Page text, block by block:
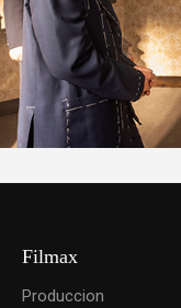
Filmax
Produccion